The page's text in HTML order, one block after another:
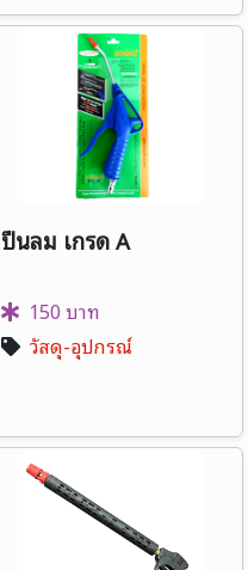
ปืนลม เกรด A
150 บาท
วัสดุ-อุปกรณ์